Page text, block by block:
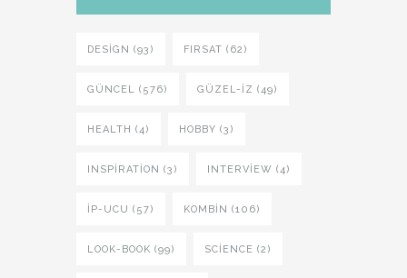
DESIGN (93) FIRSAT (62)
GÜNCEL (576) GÜZEL-IZ (49)
HEALTH (4) HOBBY (3)
INSPIRATION (3) INTERVIEW (4)
İP-UCU (57) KOMBIN (106)
LOOK-BOOK (99) SCIENCE (2)